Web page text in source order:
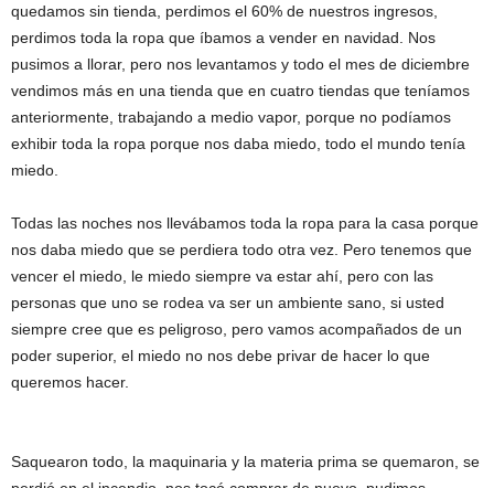
quedamos sin tienda, perdimos el 60% de nuestros ingresos,
perdimos toda la ropa que íbamos a vender en navidad. Nos
pusimos a llorar, pero nos levantamos y todo el mes de diciembre
vendimos más en una tienda que en cuatro tiendas que teníamos
anteriormente, trabajando a medio vapor, porque no podíamos
exhibir toda la ropa porque nos daba miedo, todo el mundo tenía
miedo.
Todas las noches nos llevábamos toda la ropa para la casa porque
nos daba miedo que se perdiera todo otra vez. Pero tenemos que
vencer el miedo, le miedo siempre va estar ahí, pero con las
personas que uno se rodea va ser un ambiente sano, si usted
siempre cree que es peligroso, pero vamos acompañados de un
poder superior, el miedo no nos debe privar de hacer lo que
queremos hacer.
Saquearon todo, la maquinaria y la materia prima se quemaron, se